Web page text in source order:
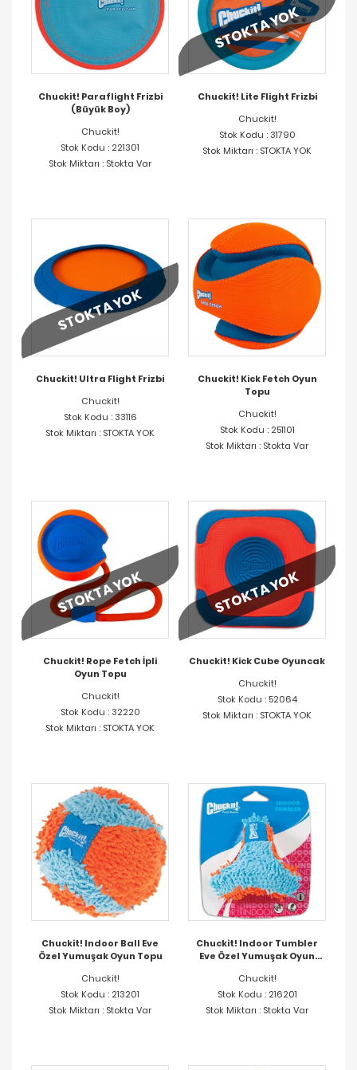
Chuckit! Paraflight Frizbi
(Büyük Boy)
Chuckit!
Stok Kodu : 221301
Stok Miktarı : Stokta Var
STOKTA YOK
Chuckit! Lite Flight Frizbi
Chuckit!
Stok Kodu : 31790
Stok Miktarı : STOKTA YOK
STOKTA YOK
Chuckit! Ultra Flight Frizbi
Chuckit!
Stok Kodu : 33116
Stok Miktarı : STOKTA YOK
Chuckit! Kick Fetch Oyun
Topu
Chuckit!
Stok Kodu : 251101
Stok Miktarı : Stokta Var
STOKTA YOK
Chuckit! Rope Fetch İpli
Oyun Topu
Chuckit!
Stok Kodu : 32220
Stok Miktarı : STOKTA YOK
STOKTA YOK
Chuckit! Kick Cube Oyuncak
Chuckit!
Stok Kodu : 52064
Stok Miktarı : STOKTA YOK
Chuckit! Indoor Ball Eve
Özel Yumuşak Oyun Topu
Chuckit!
Stok Kodu : 213201
Stok Miktarı : Stokta Var
Chuckit! Indoor Tumbler
Eve Özel Yumuşak Oyun
Chuckit!
Stok Kodu : 216201
Stok Miktarı : Stokta Var